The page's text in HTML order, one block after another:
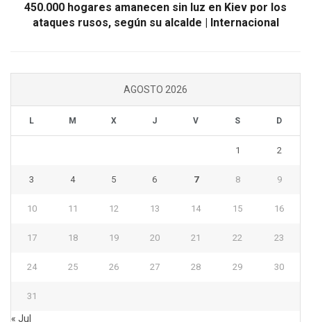
450.000 hogares amanecen sin luz en Kiev por los
ataques rusos, según su alcalde | Internacional
AGOSTO 2026
L M X J V S D
1 2
3 4 5 6 7 8 9
10 11 12 13 14 15 16
17 18 19 20 21 22 23
24 25 26 27 28 29 30
31
« Jul